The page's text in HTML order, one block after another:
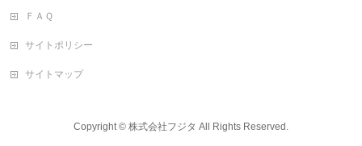
ＦＡＱ
サイトポリシー
サイトマップ
Copyright © 株式会社フジタ All Rights Reserved.